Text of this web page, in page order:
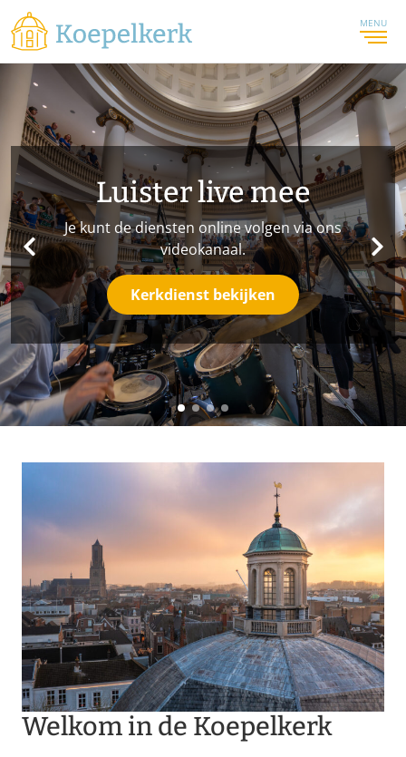
MENU
Luister live mee
Je kunt de diensten online volgen via ons
videokanaal.
Kerkdienst bekijken
Welkom in de Koepelkerk